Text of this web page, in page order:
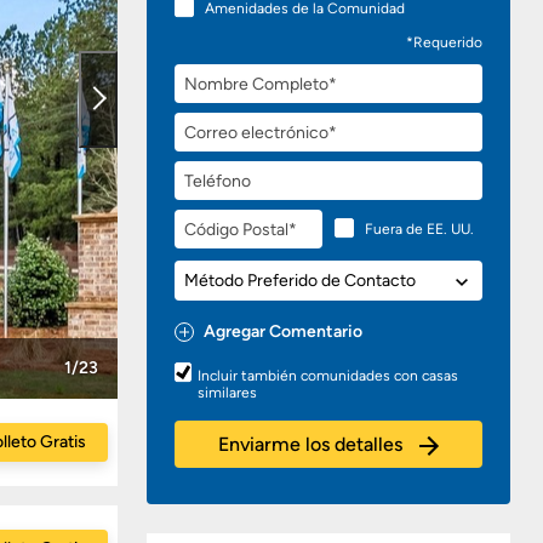
Amenidades de la Comunidad
*Requerido
Nombre
Completo
Correo
electrónico
Teléfono
Código
Postal
Fuera de EE. UU.
Método
Preferido
de
Contacto
Agregar Comentario
Preguntas
o
Comentarios
Incluir también comunidades con casas
similares
Enviarme los detalles
1/23
Gratis